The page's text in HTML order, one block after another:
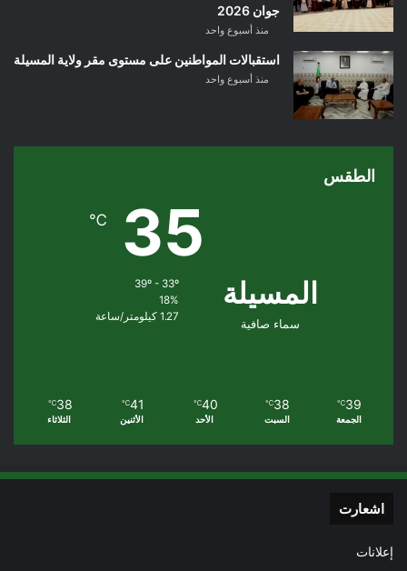
جوان 2026
منذ أسبوع واحد
استقبالات المواطنين على مستوى مقر ولاية المسيلة
منذ أسبوع واحد
الطقس
المسيلة
سماء صافية
35
℃
18%
1.27 كيلومتر/ساعة
39
℃
الجمعة
38
℃
السبت
40
℃
الأحد
41
℃
الأثنين
38
℃
الثلاثاء
اشعارت
إعلانات